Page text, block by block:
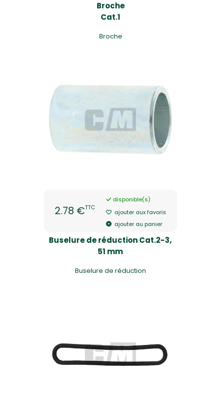
Broche
Cat.1
Broche
2.78 €TTC
disponible(s)
ajouter aux favoris
ajouter au panier
Buselure de réduction Cat.2-3,
51 mm
Buselure de réduction